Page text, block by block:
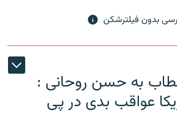
بدون فیلترشکن
به حسن روحانی :
عواقب بدی در پی